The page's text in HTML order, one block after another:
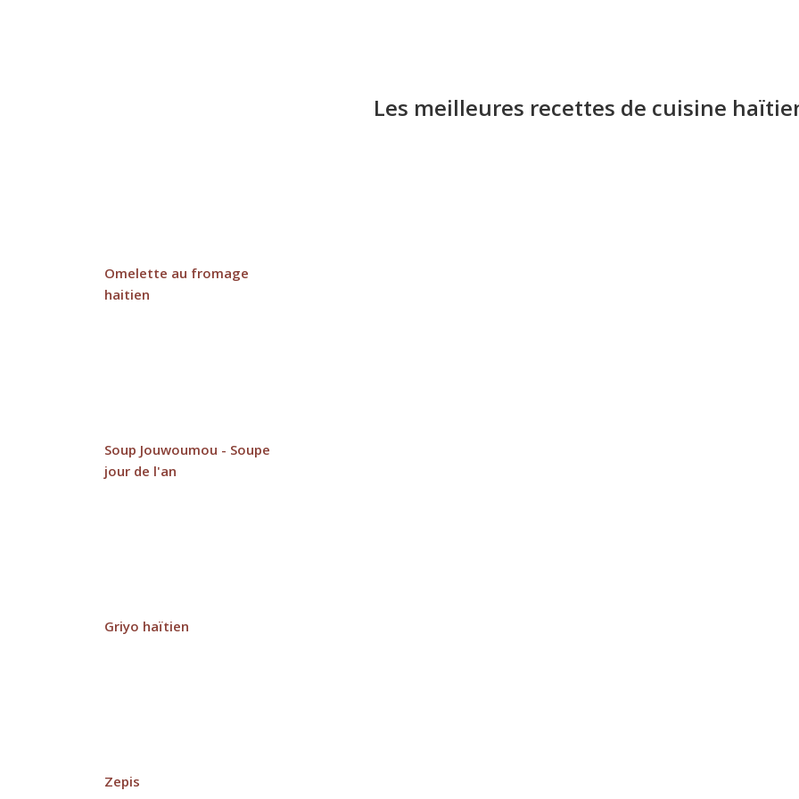
Les meilleures recettes de cuisine
Omelette au fromage
haitien
Soup Jouwoumou - Soupe
jour de l'an
Griyo haïtien
Zepis